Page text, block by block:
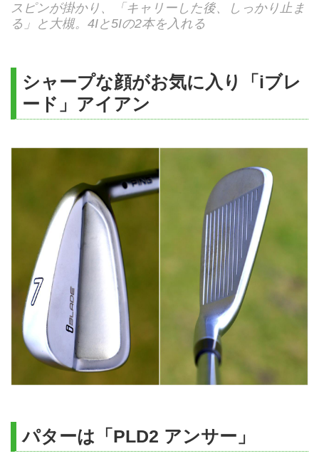
スピンが掛かり、「キャリーした後、しっかり止ま
る」と大槻。4Iと5Iの2本を入れる
シャープな顔がお気に入り「iブレ
ード」アイアン
パターは「PLD2 アンサー」